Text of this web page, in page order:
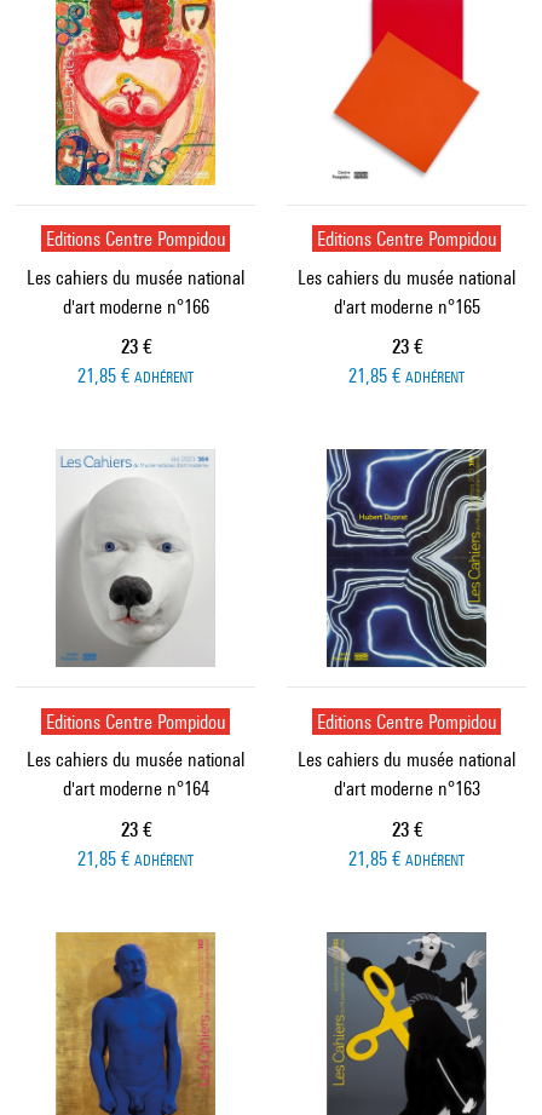
Editions Centre Pompidou
Les cahiers du musée national
d'art moderne n°166
Prix ​​actuel
23 €
21,85 € ADHÉRENT
Editions Centre Pompidou
Les cahiers du musée national
d'art moderne n°165
Prix ​​actuel
23 €
21,85 € ADHÉRENT
Editions Centre Pompidou
Les cahiers du musée national
d'art moderne n°164
Prix ​​actuel
23 €
21,85 € ADHÉRENT
Editions Centre Pompidou
Les cahiers du musée national
d'art moderne n°163
Prix ​​actuel
23 €
21,85 € ADHÉRENT